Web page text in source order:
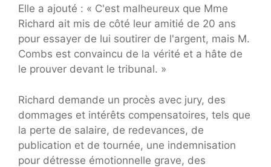
Elle a ajouté : « C'est malheureux que Mme
Richard ait mis de côté leur amitié de 20 ans
pour essayer de lui soutirer de l'argent, mais M.
Combs est convaincu de la vérité et a hâte de
le prouver devant le tribunal. »
Richard demande un procès avec jury, des
dommages et intérêts compensatoires, tels que
la perte de salaire, de redevances, de
publication et de tournée, une indemnisation
pour détresse émotionnelle grave, des